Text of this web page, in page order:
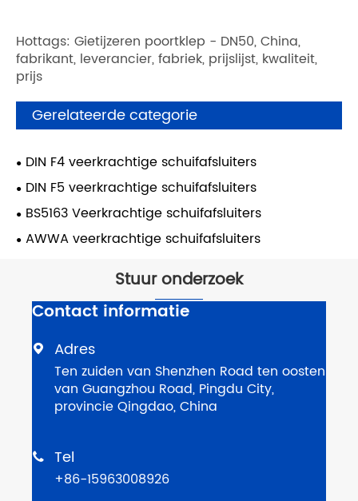
Hottags: Gietijzeren poortklep - DN50, China,
fabrikant, leverancier, fabriek, prijslijst, kwaliteit,
prijs
Gerelateerde categorie
DIN F4 veerkrachtige schuifafsluiters
DIN F5 veerkrachtige schuifafsluiters
BS5163 Veerkrachtige schuifafsluiters
AWWA veerkrachtige schuifafsluiters
Stuur onderzoek
Contact informatie
 Adres
Ten zuiden van Shenzhen Road ten oosten
van Guangzhou Road, Pingdu City,
provincie Qingdao, China
 Tel
+86-15963008926